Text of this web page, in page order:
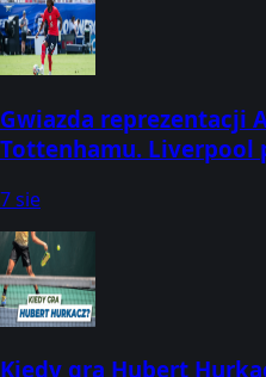
Gwiazda reprezentacji
Tottenhamu. Liverpool
7 sie
Kiedy gra Hubert